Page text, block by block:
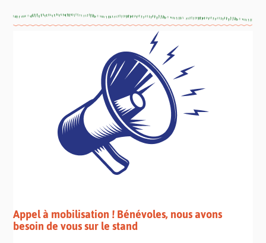
Appel à mobilisation ! Bénévoles, nous avons
besoin de vous sur le stand